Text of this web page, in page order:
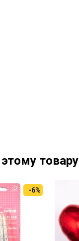
товару
-6%